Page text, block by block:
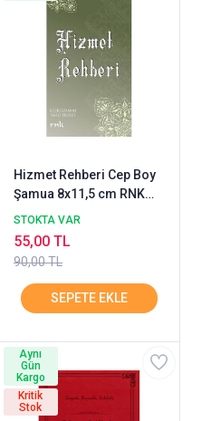
Hizmet Rehberi Cep Boy
Şamua 8x11,5 cm RNK
NEŞRİYAT
STOKTA VAR
90,00 TL
55,00 TL
Aynı
Gün
Kargo
Kritik
Stok